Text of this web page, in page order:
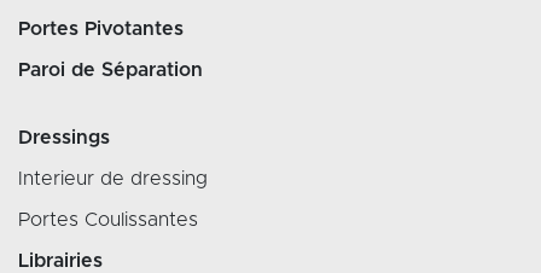
Portes Pivotantes
Paroi de Séparation
Dressings
Interieur de dressing
Portes Coulissantes
Librairies